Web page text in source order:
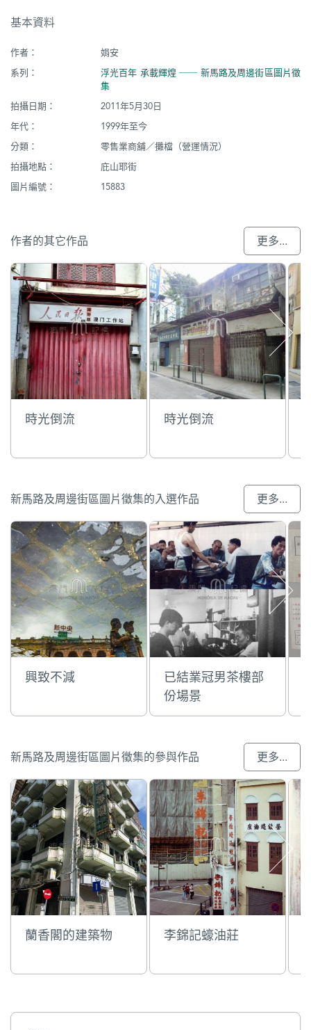
街
基本資料
作者：
娟安
系列：
浮光百年 承載輝煌 ── 新馬路及周邊街區圖片徵
集
拍攝日期：
2011年5月30日
年代：
1999年至今
分類：
零售業商舖／攤檔（營運情況）
拍攝地點：
庇山耶街
圖片編號：
15883
作者的其它作品 更多...
時光倒流 時光倒流
新馬路及周邊街區圖片徵集的入選作品 更多...
興致不減
已結業冠男茶樓部
份場景
新馬路及周邊街區圖片徵集的參與作品 更多...
蘭香閣的建築物 李錦記蠔油莊